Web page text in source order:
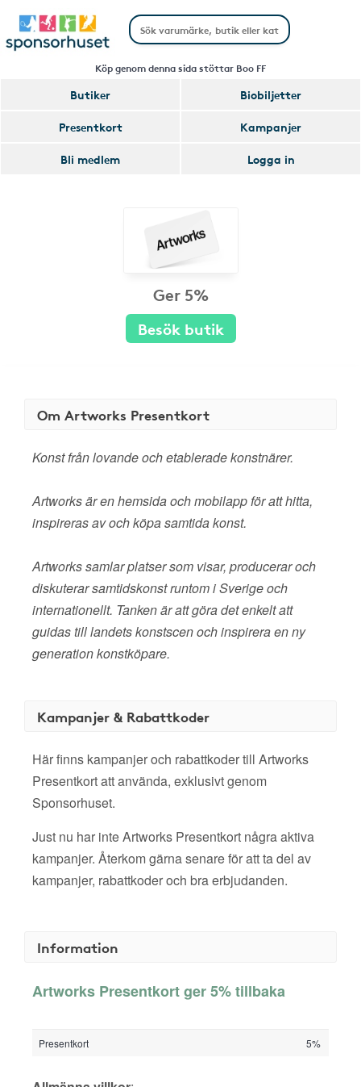
Köp genom denna sida stöttar Boo FF
Butiker
Biobiljetter
Presentkort
Kampanjer
Bli medlem
Logga in
Ger 5%
Besök butik
Om Artworks Presentkort
Konst från lovande och etablerade konstnärer.
Artworks är en hemsida och mobilapp för att hitta,
inspireras av och köpa samtida konst.
Artworks samlar platser som visar, producerar och
diskuterar samtidskonst runtom i Sverige och
internationellt. Tanken är att göra det enkelt att
guidas till landets konstscen och inspirera en ny
generation konstköpare.
Kampanjer & Rabattkoder
Här finns kampanjer och rabattkoder till Artworks
Presentkort att använda, exklusivt genom
Sponsorhuset.
Just nu har inte Artworks Presentkort några aktiva
kampanjer. Återkom gärna senare för att ta del av
kampanjer, rabattkoder och bra erbjudanden.
Information
Artworks Presentkort ger 5% tillbaka
Presentkort 5%